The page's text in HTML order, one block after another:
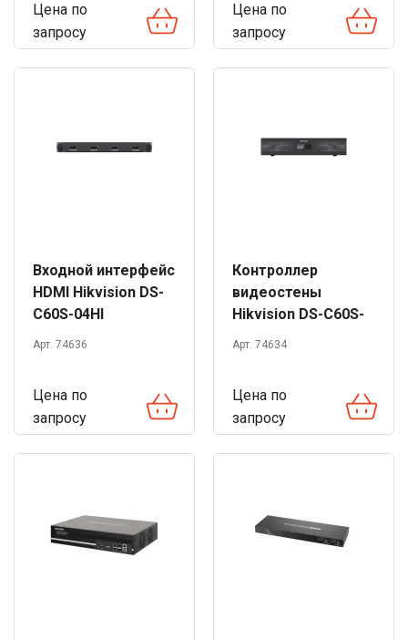
Цена по
запросу
Цена по
запросу
Входной интерфейс
HDMI Hikvision DS-
C60S-04HI
Арт. 74636
Цена по
запросу
Контроллер
видеостены
Hikvision DS-C60S-
S6
Арт. 74634
Цена по
запросу